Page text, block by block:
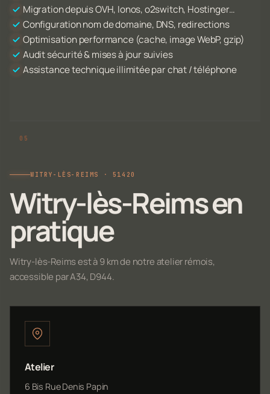
Migration depuis OVH, Ionos, o2switch, Hostinger…
Configuration nom de domaine, DNS, redirections
Optimisation performance (cache, image WebP, gzip)
Audit sécurité & mises à jour suivies
Assistance technique illimitée par chat / téléphone
WITRY-LÈS-REIMS · 51420
Witry-lès-Reims en
pratique
Witry-lès-Reims est à 9 km de notre atelier rémois,
accessible par A34, D944.
Atelier
6 Bis Rue Denis Papin